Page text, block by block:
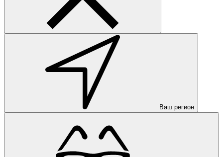
Ваш регион